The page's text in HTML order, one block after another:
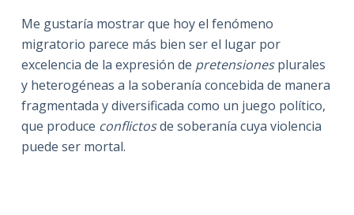
Me gustaría mostrar que hoy el fenómeno
migratorio parece más bien ser el lugar por
excelencia de la expresión de pretensionesplurales
y heterogéneas a la soberanía concebida de manera
fragmentada y diversificada como un juego político,
que produce conflictosde soberanía cuya violencia
puede ser mortal.